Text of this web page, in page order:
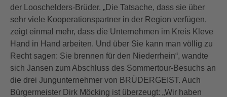
der Looschelders-Brüder. „Die Tatsache, dass sie über
sehr viele Kooperationspartner in der Region verfügen,
zeigt einmal mehr, dass die Unternehmen im Kreis Kleve
Hand in Hand arbeiten. Und über Sie kann man völlig zu
Recht sagen: Sie brennen für den Niederrhein“, wandte
sich Jansen zum Abschluss des Sommertour-Besuchs an
die drei Jungunternehmer von BRÜDERGEIST. Auch
Bürgermeister Dirk Möcking ist überzeugt: „Wir haben